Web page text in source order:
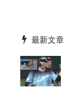
最新文章